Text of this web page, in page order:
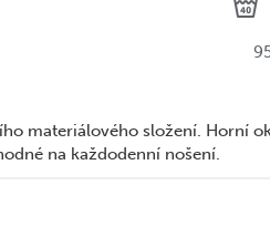
materiálového složení. Horní
na každodenní nošení.